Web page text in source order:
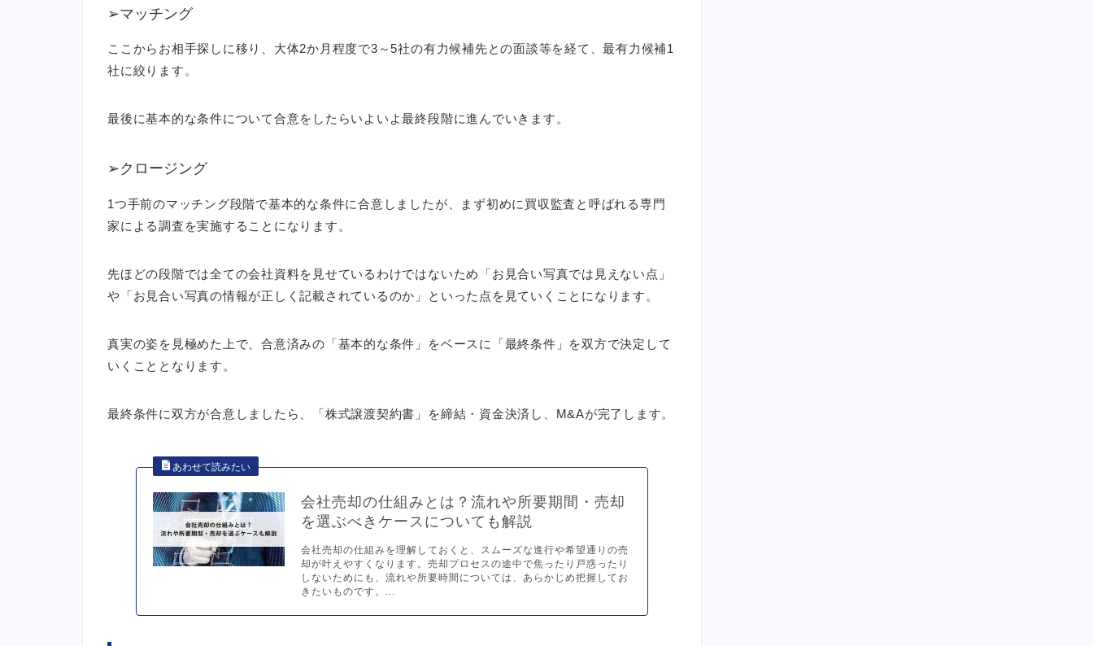
➢マッチング
ここからお相手探しに移り、大体2か月程度で3～5社の有力候補先との面談等を経て、最有力候補1
社に絞ります。
最後に基本的な条件について合意をしたらいよいよ最終段階に進んでいきます。
➢クロージング
1つ手前のマッチング段階で基本的な条件に合意しましたが、まず初めに買収監査と呼ばれる専門
家による調査を実施することになります。
先ほどの段階では全ての会社資料を見せているわけではないため「お見合い写真では見えない点」
や「お見合い写真の情報が正しく記載されているのか」といった点を見ていくことになります。
真実の姿を見極めた上で、合意済みの「基本的な条件」をベースに「最終条件」を双方で決定して
いくこととなります。
最終条件に双方が合意しましたら、「株式譲渡契約書」を締結・資金決済し、M&Aが完了します。
会社売却の仕組みとは？流れや所要期間・売却
を選ぶべきケースについても解説
会社売却の仕組みを理解しておくと、スムーズな進行や希望通りの売
却が叶えやすくなります。売却プロセスの途中で焦ったり戸惑ったり
しないためにも、流れや所要時間については、あらかじめ把握してお
きたいものです。...